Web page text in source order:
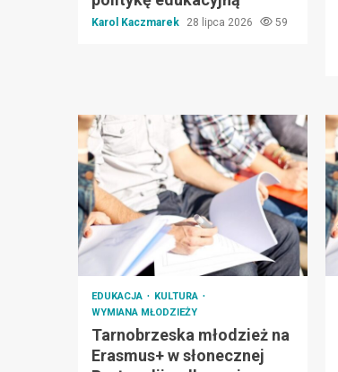
Karol Kaczmarek 28 lipca 2026 59
EDUKACJA
KULTURA
WYMIANA MŁODZIEŻY
Tarnobrzeska młodzież na
Erasmus+ w słonecznej